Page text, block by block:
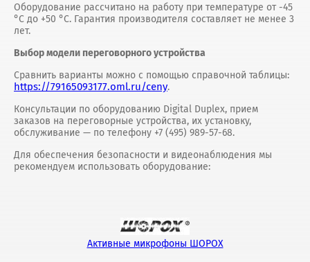
Оборудование рассчитано на работу при температуре от -45
°С до +50 °С. Гарантия производителя составляет не менее 3
лет.
Выбор модели переговорного устройства
Сравнить варианты можно с помощью справочной таблицы:
https://79165093177.oml.ru/ceny.
Консультации по оборудованию Digital Duplex, прием
заказов на переговорные устройства, их установку,
обслуживание — по телефону +7 (495) 989-57-68.
Для обеспечения безопасности и видеонаблюдения мы
рекомендуем использовать оборудование:
Активные микрофоны ШОРОХ